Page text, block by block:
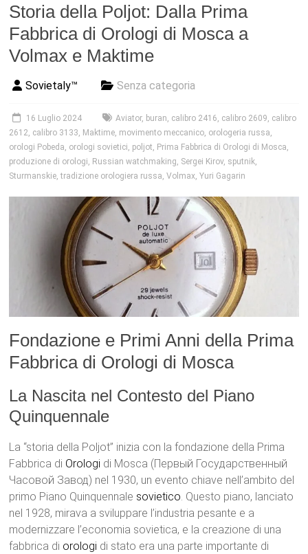
Storia della Poljot: Dalla Prima
Fabbrica di Orologi di Mosca a
Volmax e Maktime
Sovietaly™ Senza categoria
16 Luglio 2024 Aviator, buran, calibro 2416, calibro 2609, calibro
2612, calibro 3133, Maktime, movimento meccanico, orologeria russa,
orologi Pobeda, orologi sovietici, poljot, Prima Fabbrica di Orologi di Mosca,
produzione di orologi, Russian watchmaking, Sergei Kirov, sputnik,
Sturmanskie,tradizione orologiera russa,Volmax,Yuri Gagarin
Fondazione e Primi Anni della Prima
Fabbrica di Orologi di Mosca
La Nascita nel Contesto del Piano
Quinquennale
La “storia della Poljot” inizia con la fondazione della Prima
Fabbrica di Orologi di Mosca (Первый Государственный
Часовой Завод) nel 1930, un evento chiave nell’ambito del
primo Piano Quinquennale sovietico. Questo piano, lanciato
nel 1928, mirava a sviluppare l’industria pesante e a
modernizzare l’economia sovietica, e la creazione di una
fabbrica di orologi di stato era una parte importante di